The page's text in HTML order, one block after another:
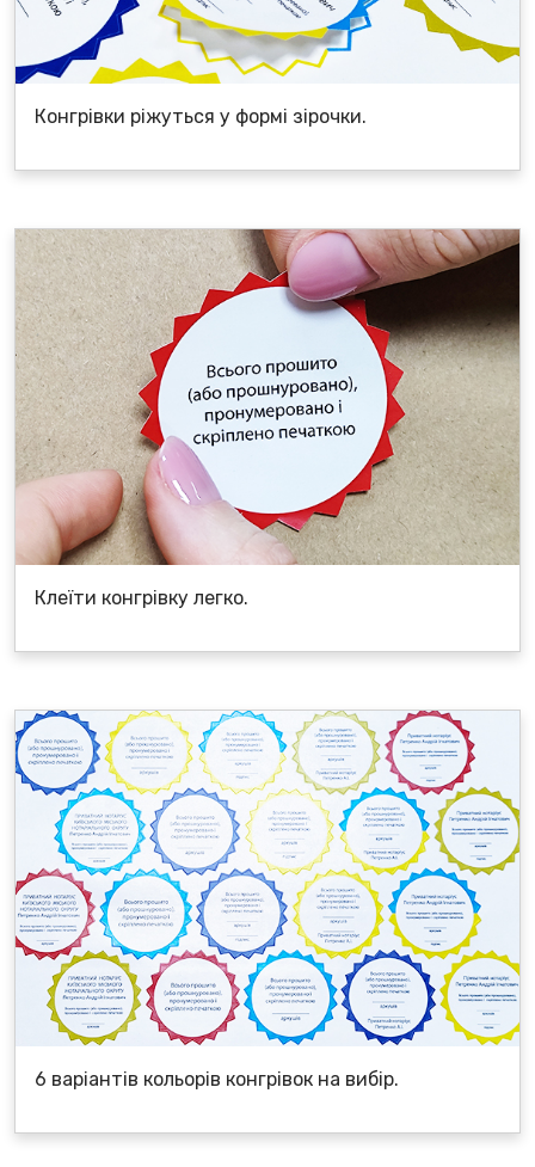
Конгрівки ріжуться у формі зірочки.
Клеїти конгрівку легко.
6 варіантів кольорів конгрівок на вибір.